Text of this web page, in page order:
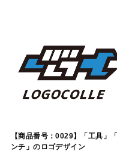
【商品番号：0029】「工具」
ンチ」のロゴデザイン